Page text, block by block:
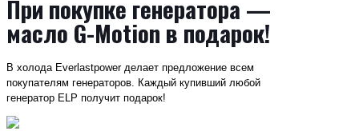
При покупке генератора —
масло G-Motion в подарок!
В холода Everlastpower делает предложение всем
покупателям генераторов. Каждый купивший любой
генератор ELP получит подарок!